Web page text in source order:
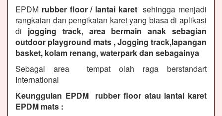
EPDM rubber floor / lantai karetsehingga menjadi
rangkaian dan pengikatan karet yang biasa di aplikasi
di jogging track, area bermain anak sebagian
outdoor playground mats , Jogging track,lapangan
basket, kolam renang, waterpark dan sebagainya
Sebagai area tempat olah raga berstandart
International
Keunggulan EPDM rubber floor atau lantai karet
EPDM mats :